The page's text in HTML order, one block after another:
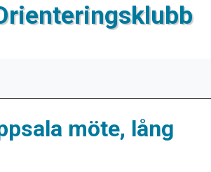
möte, lång